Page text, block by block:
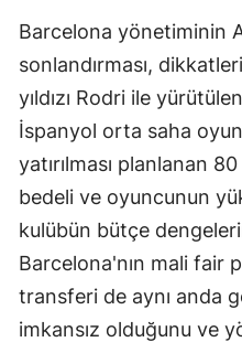
Barcelona yönetiminin
sonlandırması,
yıldızı Rodri ile
İspanyol orta saha
yatırılması planlanan
bedeli ve oyuncunun
kulübün bütçe
Barcelona'nın mali fair
transferi de aynı anda
imkansız olduğunu ve